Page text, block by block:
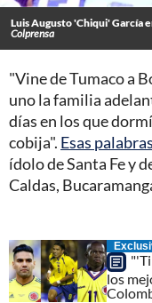
Luis Augusto 'Chiqui' García
Colprensa
"Vine de Tumaco a
uno la familia
días en los que
cobija". Esas
ídolo de Santa Fe y
Caldas,
los